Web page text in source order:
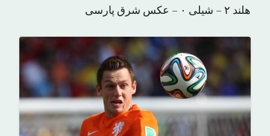
هلند ۲ – شیلی ۰ – عکس شرق پارسی